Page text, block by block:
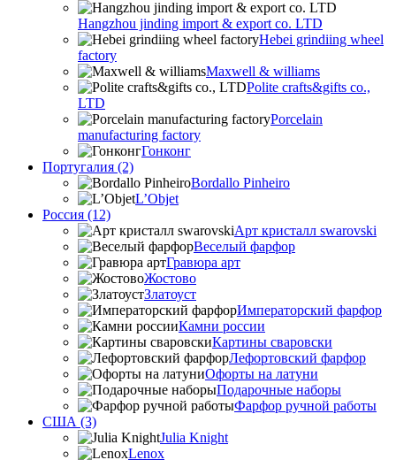
Hangzhou jinding import & export co. LTD
Hebei grindiing wheel
factory
Maxwell & williams
Polite crafts&gifts co.,
LTD
Porcelain
manufacturing factory
Гонконг
Португалия (2)
Bordallo Pinheiro
L’Objet
Россия (12)
Арт кристалл swarovski
Веселый фарфор
Гравюра арт
Жостово
Златоуст
Императорский фарфор
Камни россии
Картины сваровски
Лефортовский фарфор
Офорты на латуни
Подарочные наборы
Фарфор ручной работы
США (3)
Julia Knight
Lenox